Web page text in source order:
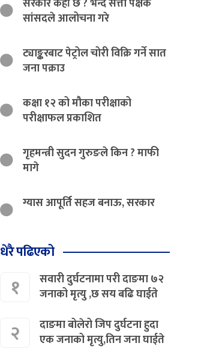
सांसदले आलोचना गरे
ट्याङ्करबाट पेट्रोल चोरी विक्रि गर्ने सात
जना पक्राउ
कक्षा १२ को मौका परीक्षाको
परीक्षाफल प्रकाशित
गृहमन्त्री सुदन गुरुङले किन ? माफी
मागे
ग्यास आपूर्ति सहज बनाऊ, सरकार
धेरै पढिएको
१
सवारी दुर्घटनामा परी दाङमा ७२
जनाको मृत्यु ,छ सय बढि घाईते
२
दाङमा बोलेरो जिप दुर्घटना हुदा
एक जनाको मृत्यु,तिन जना घाईते